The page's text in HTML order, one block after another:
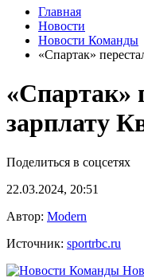
Главная
Новости
Новости Команды
«Спартак»
«Спартак»
зарплату
Поделиться в соцсетях
22.03.2024, 20:51
Автор: Modern
Источник: sportrbc.ru